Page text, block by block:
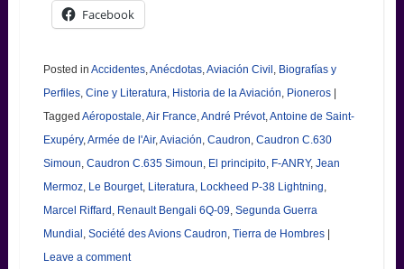
Facebook
Posted in Accidentes, Anécdotas, Aviación Civil Biografías y
Perfiles, Cine y Literatura Historia de la Aviación Pioneros |
Tagged Aéropostale Air France André Prévot, Antoine de Saint-
Exupéry, Armée de l'Air, Aviación Caudron Caudron C.630
Simoun Caudron C.635 Simoun El principito, F-ANRY, Jean
Mermoz, Le Bourget, Literatura Lockheed P-38 Lightning
Marcel Riffard Renault Bengali 6Q-09 Segunda Guerra
Mundial Société des Avions Caudron Tierra de Hombres |
Leave a comment